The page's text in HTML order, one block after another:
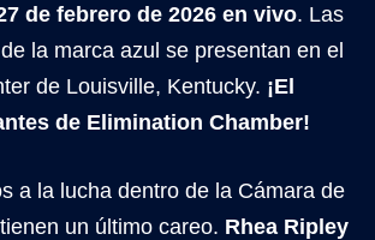
de febrero de 2026 en vivo. Las
la marca azul se presentan en el
de Louisville, Kentucky. ¡El
de Elimination Chamber!
a la lucha dentro de la Cámara de
un último careo. Rhea Ripley